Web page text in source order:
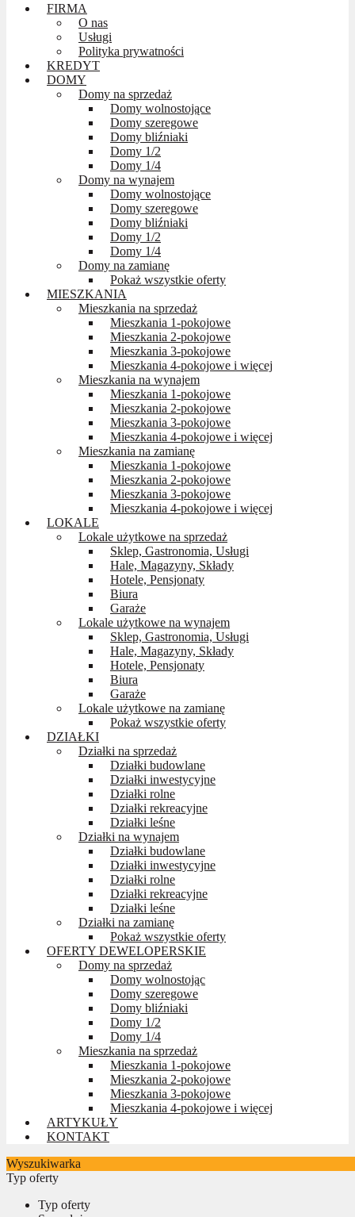
FIRMA
O nas
Usługi
Polityka prywatności
KREDYT
DOMY
Domy na sprzedaż
Domy wolnostojące
Domy szeregowe
Domy bliźniaki
Domy 1/2
Domy 1/4
Domy na wynajem
Domy wolnostojące
Domy szeregowe
Domy bliźniaki
Domy 1/2
Domy 1/4
Domy na zamianę
Pokaż wszystkie oferty
MIESZKANIA
Mieszkania na sprzedaż
Mieszkania 1-pokojowe
Mieszkania 2-pokojowe
Mieszkania 3-pokojowe
Mieszkania 4-pokojowe i więcej
Mieszkania na wynajem
Mieszkania 1-pokojowe
Mieszkania 2-pokojowe
Mieszkania 3-pokojowe
Mieszkania 4-pokojowe i więcej
Mieszkania na zamianę
Mieszkania 1-pokojowe
Mieszkania 2-pokojowe
Mieszkania 3-pokojowe
Mieszkania 4-pokojowe i więcej
LOKALE
Lokale użytkowe na sprzedaż
Sklep, Gastronomia, Usługi
Hale, Magazyny, Składy
Hotele, Pensjonaty
Biura
Garaże
Lokale użytkowe na wynajem
Sklep, Gastronomia, Usługi
Hale, Magazyny, Składy
Hotele, Pensjonaty
Biura
Garaże
Lokale użytkowe na zamianę
Pokaż wszystkie oferty
DZIAŁKI
Działki na sprzedaż
Działki budowlane
Działki inwestycyjne
Działki rolne
Działki rekreacyjne
Działki leśne
Działki na wynajem
Działki budowlane
Działki inwestycyjne
Działki rolne
Działki rekreacyjne
Działki leśne
Działki na zamianę
Pokaż wszystkie oferty
OFERTY DEWELOPERSKIE
Domy na sprzedaż
Domy wolnostojąc
Domy szeregowe
Domy bliźniaki
Domy 1/2
Domy 1/4
Mieszkania na sprzedaż
Mieszkania 1-pokojowe
Mieszkania 2-pokojowe
Mieszkania 3-pokojowe
Mieszkania 4-pokojowe i więcej
ARTYKUŁY
KONTAKT
Wyszukiwarka
Typ oferty
Typ oferty